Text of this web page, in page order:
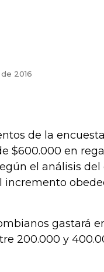
2016
de la
$600.000 en
el análisis
incremento
gastará
200.000 y